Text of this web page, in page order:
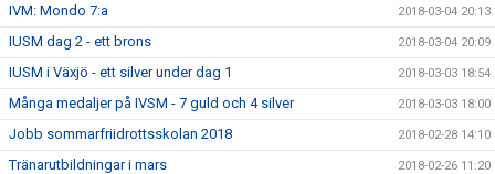
IVM: Mondo 7:a 2018-03-04 20:13
IUSM dag 2 - ett brons 2018-03-04 20:09
IUSM i Växjö - ett silver under dag 1 2018-03-03 18:54
Många medaljer på IVSM - 7 guld och 4 silver 2018-03-03 18:00
Jobb sommarfriidrottsskolan 2018 2018-02-28 14:10
Tränarutbildningar i mars 2018-02-26 11:20